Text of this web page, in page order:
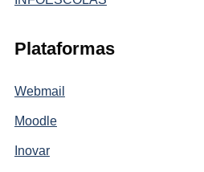
Plataformas
Webmail
Moodle
Inovar